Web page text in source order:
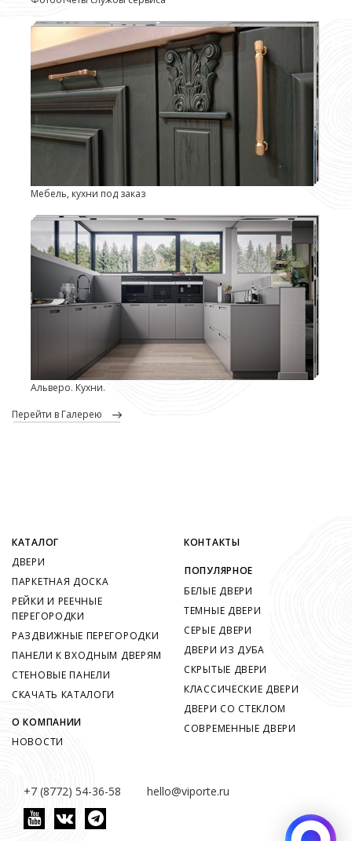
Мебель, кухни под заказ
Альверо. Кухни.
перейти в Галерею
+7 (8772) 54-36-58 hello@viporte.ru
КАТАЛОГ
ДВЕРИ
ПАРКЕТНАЯ ДОСКА
РЕЙКИ И РЕЕЧНЫЕ
ПЕРЕГОРОДКИ
РАЗДВИЖНЫЕ ПЕРЕГОРОДКИ
ПАНЕЛИ К ВХОДНЫМ ДВЕРЯМ
СТЕНОВЫЕ ПАНЕЛИ
СКАЧАТЬ КАТАЛОГИ
О КОМПАНИИ
НОВОСТИ
КОНТАКТЫ
ПОПУЛЯРНОЕ
БЕЛЫЕ ДВЕРИ
ТЕМНЫЕ ДВЕРИ
СЕРЫЕ ДВЕРИ
ДВЕРИ ИЗ ДУБА
СКРЫТЫЕ ДВЕРИ
КЛАССИЧЕСКИЕ ДВЕРИ
ДВЕРИ СО СТЕКЛОМ
СОВРЕМЕННЫЕ ДВЕРИ